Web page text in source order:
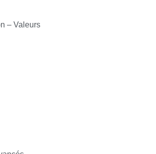
– Valeurs